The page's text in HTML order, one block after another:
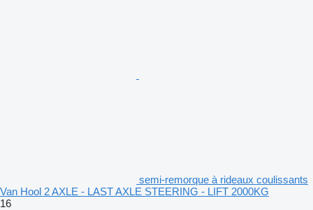
semi-remorque à rideaux coulissants
Van Hool 2 AXLE - LAST AXLE STEERING - LIFT 2000KG
16